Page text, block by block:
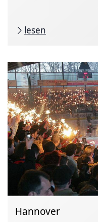
lesen
Hannover